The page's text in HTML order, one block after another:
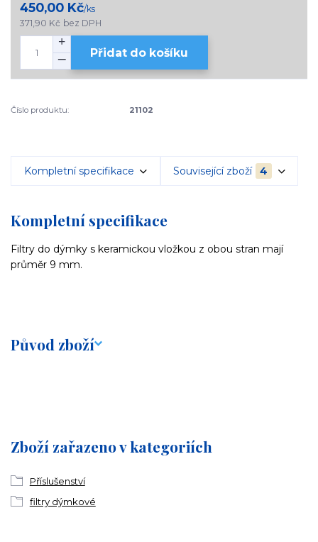
450,00 Kč/ks
371,90 Kč bez DPH
Přidat do košíku
Číslo produktu: 21102
Kompletní specifikace Související zboží 4
Kompletní specifikace
Filtry do dýmky s keramickou vložkou z obou stran mají
průměr 9 mm.
Původ zboží
Zboží zařazeno v kategoriích
Příslušenství
filtry dýmkové